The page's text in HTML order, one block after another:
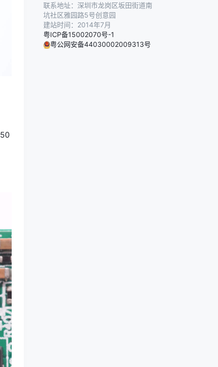
联系地址：深圳市龙岗区坂田街道南
坑社区雅园路5号创意园
建站时间：2014年7月
粤ICP备15002070号-1
粤公网安备44030002009313号